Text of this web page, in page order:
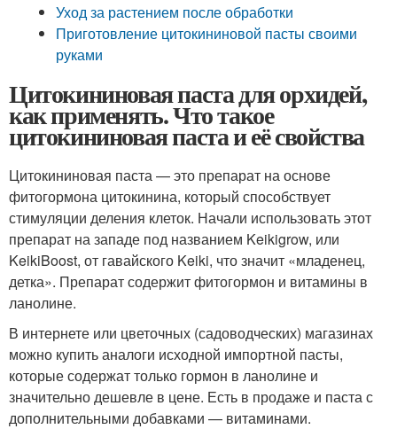
Уход за растением после обработки
Приготовление цитокининовой пасты своими
руками
Цитокининовая паста для орхидей,
как применять. Что такое
цитокининовая паста и её свойства
Цитокининовая паста — это препарат на основе
фитогормона цитокинина, который способствует
стимуляции деления клеток. Начали использовать этот
препарат на западе под названием Keikigrow, или
KeikiBoost, от гавайского Keiki, что значит «младенец,
детка». Препарат содержит фитогормон и витамины в
ланолине.
В интернете или цветочных (садоводческих) магазинах
можно купить аналоги исходной импортной пасты,
которые содержат только гормон в ланолине и
значительно дешевле в цене. Есть в продаже и паста с
дополнительными добавками — витаминами.